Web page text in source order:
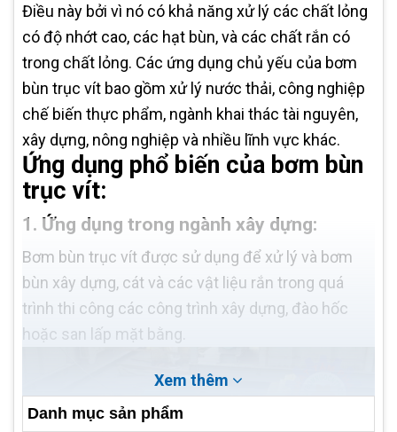
Điều này bởi vì nó có khả năng xử lý các chất lỏng
có độ nhớt cao, các hạt bùn, và các chất rắn có
trong chất lỏng. Các ứng dụng chủ yếu của bơm
bùn trục vít bao gồm xử lý nước thải, công nghiệp
chế biến thực phẩm, ngành khai thác tài nguyên,
xây dựng, nông nghiệp và nhiều lĩnh vực khác.
Ứng dụng phổ biến của bơm bùn
trục vít:
1. Ứng dụng trong ngành xây dựng:
Bơm bùn trục vít được sử dụng để xử lý và bơm
bùn xây dựng, cát và các vật liệu rắn trong quá
trình thi công các công trình xây dựng, đào hốc
hoặc san lấp mặt bằng.
Xem thêm
Danh mục sản phẩm